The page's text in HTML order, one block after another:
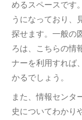
めるスペースです
うになっており、
探せます。一般の
ろは、こちらの情
ナーを利用すれば
かるでしょう。
また、情報センタ
史についてわかり